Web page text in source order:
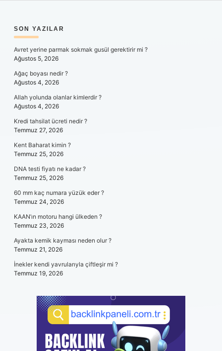
SIDEBAR
SON YAZILAR
Avret yerine parmak sokmak gusül gerektirir mi ?
Ağustos 5, 2026
Ağaç boyası nedir ?
Ağustos 4, 2026
Allah yolunda olanlar kimlerdir ?
Ağustos 4, 2026
Kredi tahsilat ücreti nedir ?
Temmuz 27, 2026
Kent Baharat kimin ?
Temmuz 25, 2026
DNA testi fiyatı ne kadar ?
Temmuz 25, 2026
60 mm kaç numara yüzük eder ?
Temmuz 24, 2026
KAAN’ın motoru hangi ülkeden ?
Temmuz 23, 2026
Ayakta kemik kayması neden olur ?
Temmuz 21, 2026
İnekler kendi yavrularıyla çiftleşir mi ?
Temmuz 19, 2026